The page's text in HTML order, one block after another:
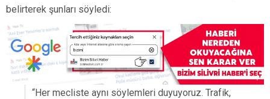
belirterek şunları söyledi:
“Her mecliste aynı söylemleri duyuyoruz. Trafik,